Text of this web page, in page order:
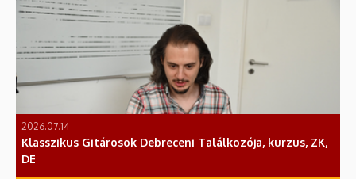
2026.07.14
Klasszikus Gitárosok Debreceni Találkozója, kurzus, ZK,
DE